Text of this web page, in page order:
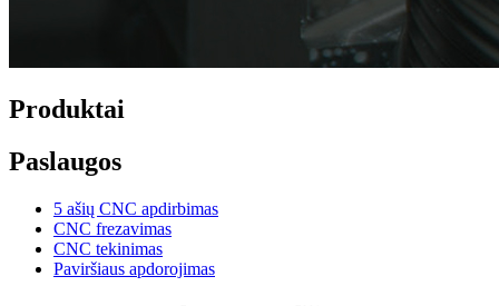
Produktai
Paslaugos
5 ašių CNC apdirbimas
CNC frezavimas
CNC tekinimas
Paviršiaus apdorojimas